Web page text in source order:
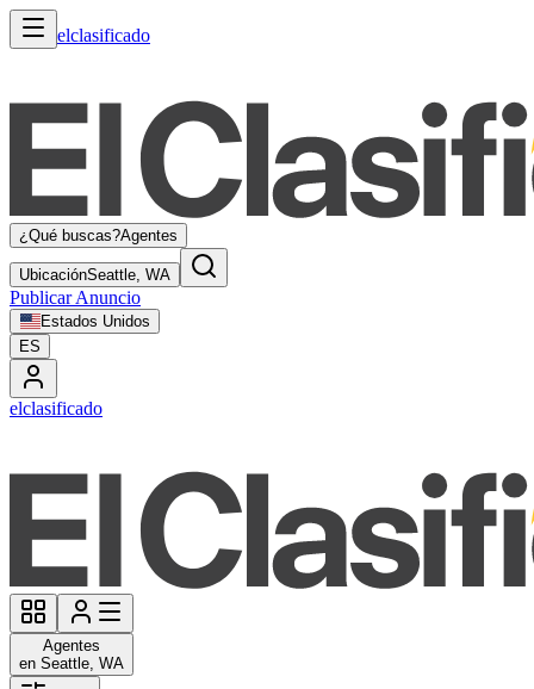
elclasificado
¿Qué buscas?Agentes
UbicaciónSeattle, WA
Publicar Anuncio
Estados Unidos
ES
elclasificado
Agentes
en Seattle, WA